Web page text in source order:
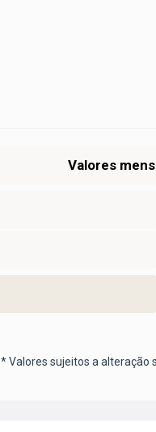
Valores
* Valores sujeitos a alteração